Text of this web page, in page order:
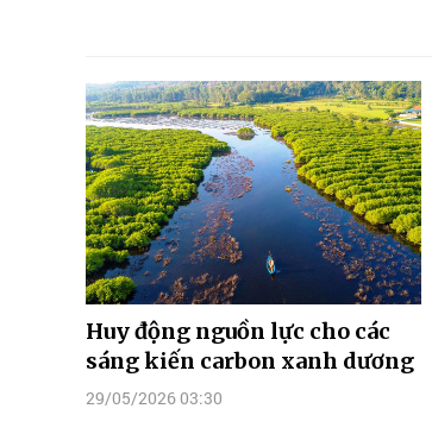
Huy động nguồn lực cho các
sáng kiến carbon xanh dương
29/05/2026 03:30